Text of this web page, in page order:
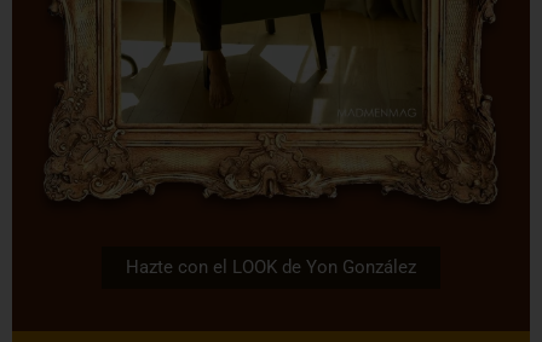
Hazte con el LOOK de Yon González